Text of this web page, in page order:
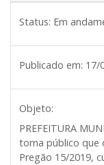
Status: Em
Publicado em: 17/
Objeto:
PREFEITURA
torna público que
Pregão 15/2019,